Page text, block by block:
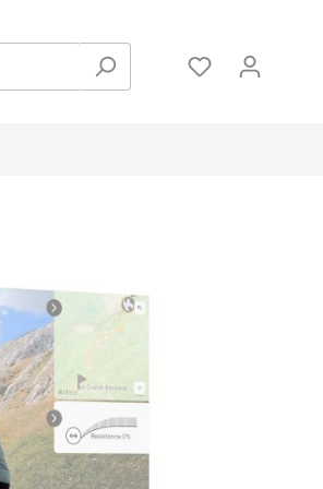
Zubehör
Hanteln und Gewichte
Pulsmessung
Bodenschutzmatten